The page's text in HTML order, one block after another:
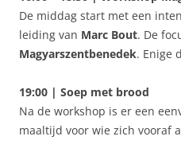
De middag start met een
leiding van Marc Bout. De
Magyarszentbenedek. Enige
19:00 | Soep met brood
Na de workshop is er een
maaltijd voor wie zich vooraf